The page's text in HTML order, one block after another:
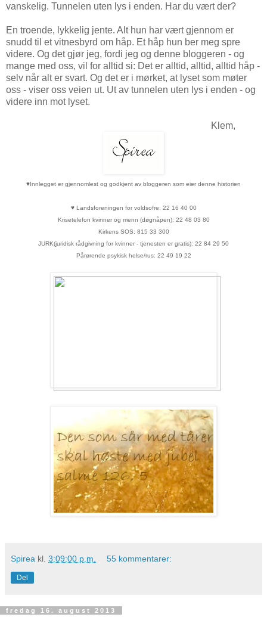
vanskelig. Tunnelen uten lys i enden. Har du vært der?
En troende, lykkelig jente. Alt hun har vært gjennom er
snudd til et vitnesbyrd om håp. Et håp hun ber meg spre
videre. Og det gjør jeg, fordi jeg og denne bloggeren - og
mange med oss, vil for alltid si: Det er alltid, alltid, alltid håp -
selv når alt er svart. Og det er i mørket, at lyset som møter
oss - viser oss veien ut. Ut av tunnelen uten lys i enden - og
videre inn mot lyset.
Klem,
♥Innlegget er gjennomlest og godkjent av bloggeren som eier denne historien
♥ Landsforeningen for voldsofre: 22 16 40 00
Krisetelefon kvinner og menn (døgnåpen): 22 48 03 80
Kirkens SOS: 815 33 300
JURK(juridisk rådgivning for kvinner - tjenesten er gratis): 22 84 29 50
Pårørende psykisk helse/rus: 22 49 19 22
Spirea kl. 3:09:00 p.m. 55 kommentarer:
Del
fredag 16. august 2013